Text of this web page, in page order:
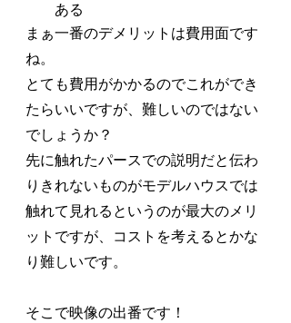
ある
まぁ一番のデメリットは費用面です
ね。
とても費用がかかるのでこれができ
たらいいですが、難しいのではない
でしょうか？
先に触れたパースでの説明だと伝わ
りきれないものがモデルハウスでは
触れて見れるというのが最大のメリ
ットですが、コストを考えるとかな
り難しいです。
そこで映像の出番です！